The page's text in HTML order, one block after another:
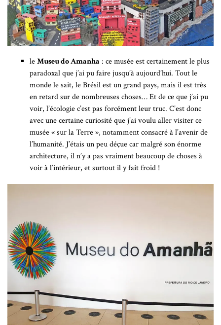
leMuseu do Amanha : ce musée est certainement le plus
paradoxal que j’ai pu faire jusqu’à aujourd’hui. Tout le
monde le sait, le Brésil est un grand pays, mais il est très
en retard sur de nombreuses choses… Et de ce que j’ai pu
voir, l’écologie c’est pas forcément leur truc. C’est donc
avec une certaine curiosité que j’ai voulu aller visiter ce
musée « sur la Terre », notamment consacré à l’avenir de
l’humanité. J’étais un peu déçue car malgré son énorme
architecture, il n’y a pas vraiment beaucoup de choses à
voir à l’intérieur, et surtout il y fait froid !